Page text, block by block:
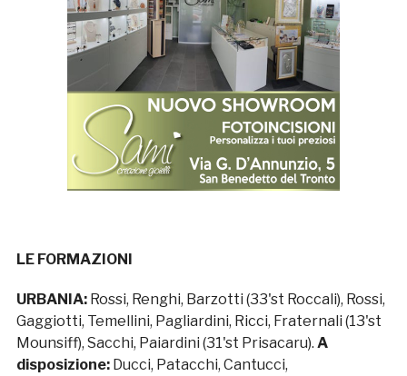
LE FORMAZIONI
URBANIA:Rossi, Renghi, Barzotti (33'st Roccali), Rossi,
Gaggiotti, Temellini, Pagliardini, Ricci, Fraternali (13'st
Mounsiff), Sacchi, Paiardini (31'st Prisacaru). A
disposizione:Ducci, Patacchi, Cantucci,